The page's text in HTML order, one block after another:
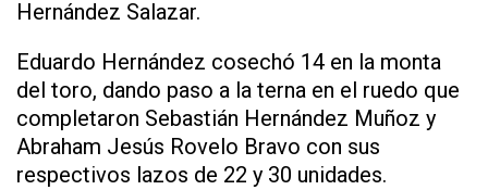
Hernández Salazar.
Eduardo Hernández cosechó 14 en la monta
del toro, dando paso a la terna en el ruedo que
completaron Sebastián Hernández Muñoz y
Abraham Jesús Rovelo Bravo con sus
respectivos lazos de 22 y 30 unidades.